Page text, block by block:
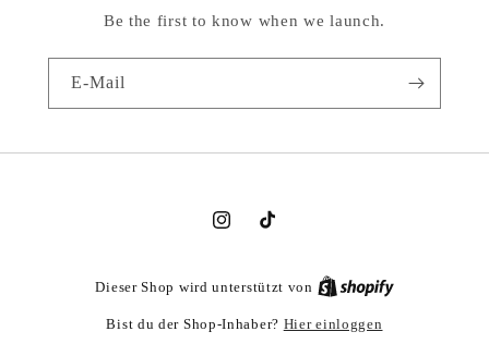
Be the first to know when we launch.
E-Mail
InstagramTikTok
Dieser Shop wird unterstützt von
Bist du der Shop-Inhaber? Hier einloggen